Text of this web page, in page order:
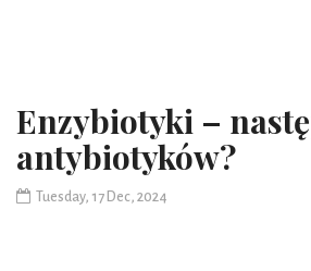
Enzybiotyki –
antybiotyków?
Tuesday, 17 Dec, 2024